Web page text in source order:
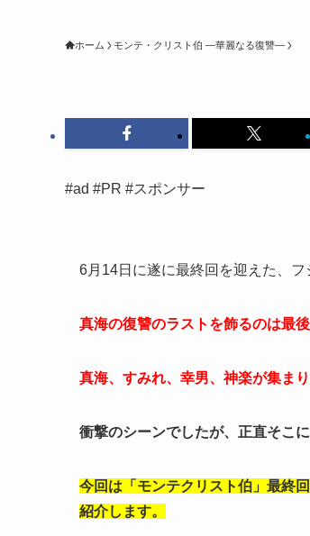
ホーム モンテ・クリスト伯 ―華麗なる復讐―
#ad #PR #スポンサー
6月14日に遂に最終回を迎えた、
真海の復讐のラストを飾るのは最
真海、すみれ、幸男、神楽が集ま
衝撃のシーンでしたが、正直そこ
今回は「モンテクリスト伯」最終
紹介します。